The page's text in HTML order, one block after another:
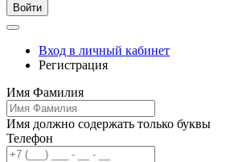
Войти
Вход в личный кабинет
Регистрация
Имя Фамилия
Имя должно содержать только буквы
Телефон